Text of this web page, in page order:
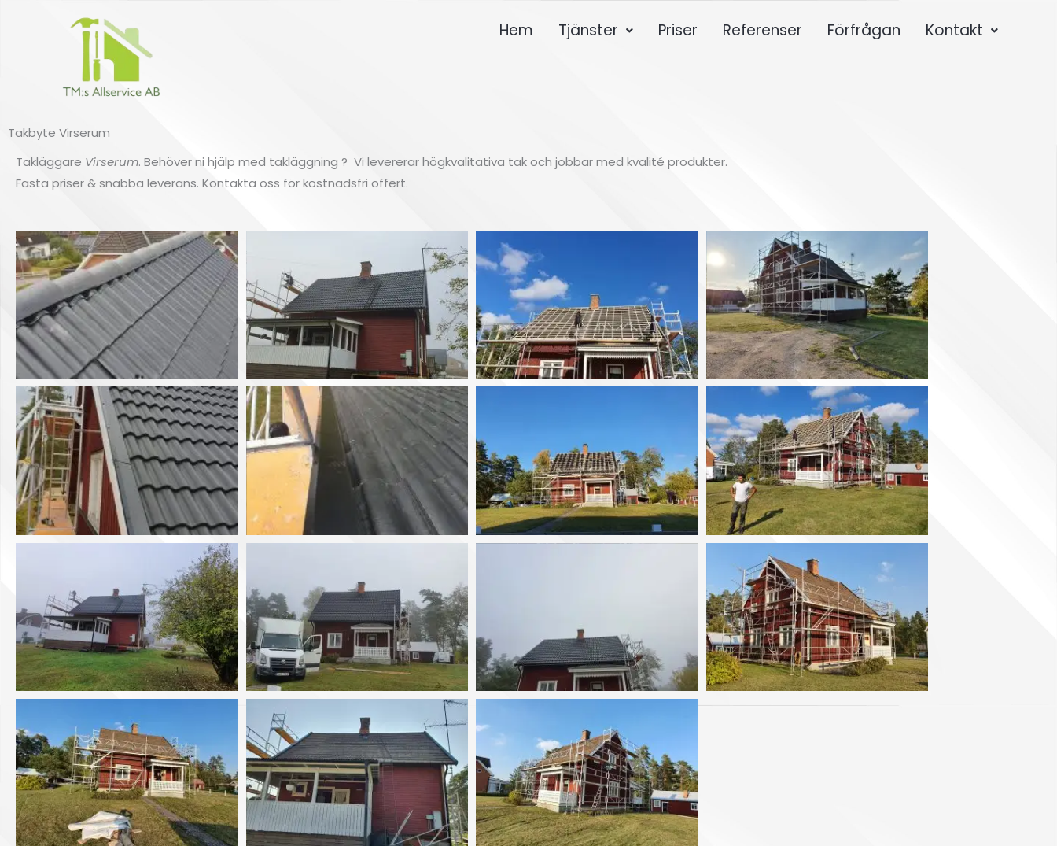
Hem Tjänster Priser Referenser Förfrågan Kontakt
Takbyte Virserum
Takläggare Virserum. Behöver ni hjälp med takläggning ? Vi levererar högkvalitativa tak och jobbar med kvalité produkter.
Fasta priser & snabba leverans. Kontakta oss för kostnadsfri offert.